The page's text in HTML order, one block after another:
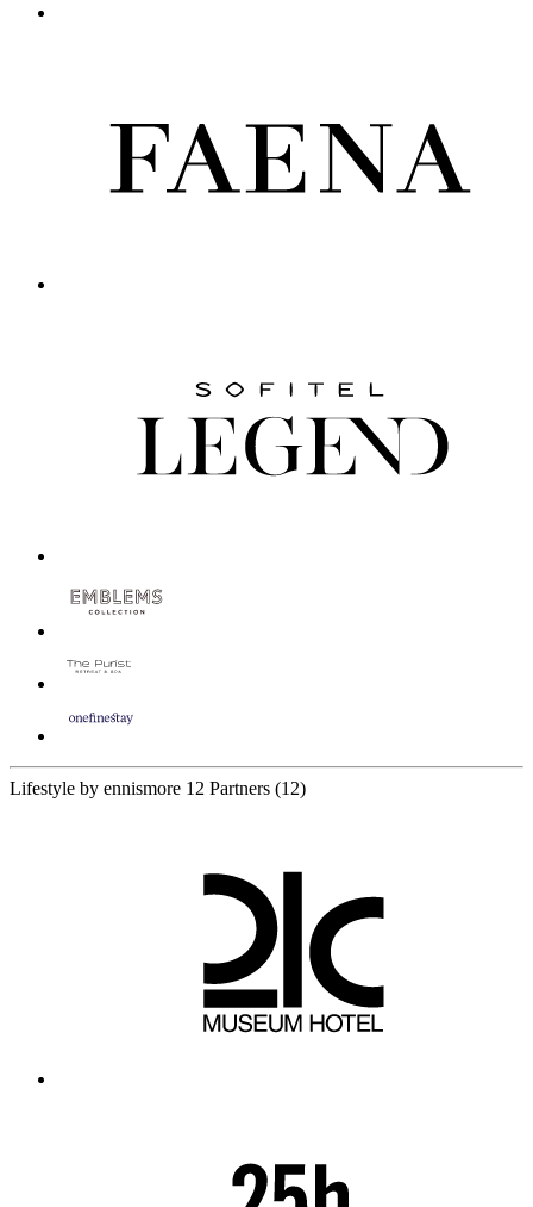
Lifestyle by ennismore 12 Partners (12)